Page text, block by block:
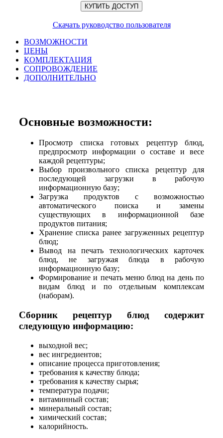
КУПИТЬ ДОСТУП
Скачать руководство пользователя
ВОЗМОЖНОСТИ
ЦЕНЫ
КОМПЛЕКТАЦИЯ
СОПРОВОЖДЕНИЕ
ДОПОЛНИТЕЛЬНО
Основные возможности:
Просмотр списка готовых рецептур блюд,
предпросмотр информации о составе и весе
каждой рецептуры;
Выбор произвольного списка рецептур для
последующей загрузки в рабочую
информационную базу;
Загрузка продуктов с возможностью
автоматического поиска и замены
существующих в информационной базе
продуктов питания;
Хранение списка ранее загруженных рецептур
блюд;
Вывод на печать технологических карточек
блюд, не загружая блюда в рабочую
информационную базу;
Формирование и печать меню блюд на день по
видам блюд и по отдельным комплексам
(наборам).
Сборник рецептур блюд содержит
следующую информацию:
выходной вес;
вес ингредиентов;
описание процесса приготовления;
требования к качеству блюда;
требования к качеству сырья;
температура подачи;
витаминный состав;
минеральный состав;
химический состав;
калорийность.